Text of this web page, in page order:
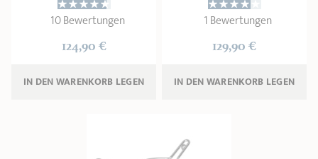
10 Bewertungen
124,90 €
LEGEN
1 Bewertungen
129,90 €
LEGEN